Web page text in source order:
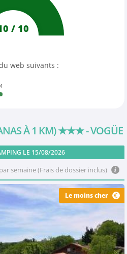
/ 10
web suivants :
4
À 1 KM)★★★- VOGÜE
LE 15/08/2026
semaine (Frais de dossier inclus)
Le moins cher